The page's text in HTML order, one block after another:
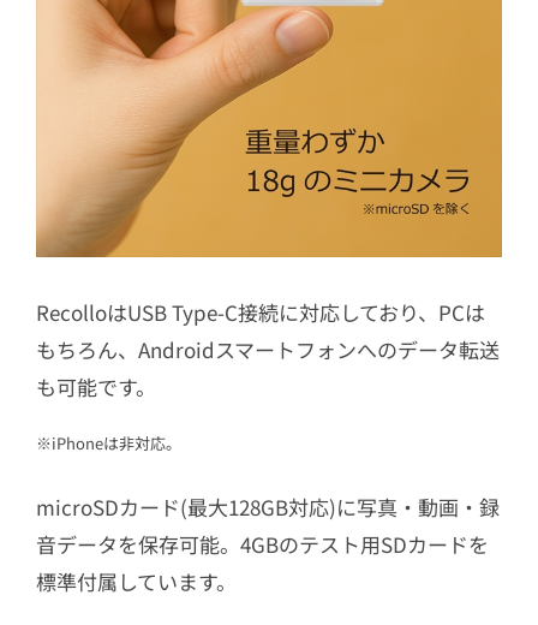
RecolloはUSB Type-C接続に対応しており、PCは
もちろん、Androidスマートフォンへのデータ転送
も可能です。
※iPhoneは非対応。
microSDカード(最大128GB対応)に写真・動画・録
音データを保存可能。4GBのテスト用SDカードを
標準付属しています。